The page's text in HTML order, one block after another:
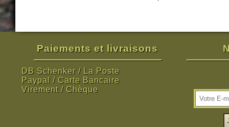
Paiements et livraisons
DB Schenker / La Poste
Paypal / Carte Bancaire
Virement / Chèque